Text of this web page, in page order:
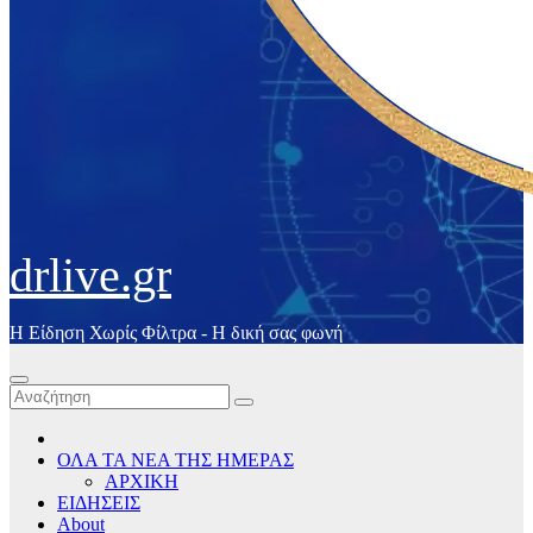
drlive.gr
Η Είδηση Χωρίς Φίλτρα - H δική σας φωνή
ΟΛΑ ΤΑ ΝΕΑ ΤΗΣ ΗΜΕΡΑΣ
ΑΡΧΙΚΗ
ΕΙΔΗΣΕΙΣ
About